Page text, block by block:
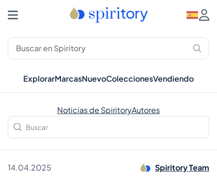
ExplorarMarcasNuevoColeccionesVendiendo
Noticias de SpiritoryAutores
14.04.2025 Spiritory Team